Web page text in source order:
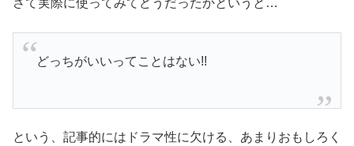
さて実際に使ってみてどうだったかというと…
どっちがいいってことはない!!
という、記事的にはドラマ性に欠ける、あまりおもしろく